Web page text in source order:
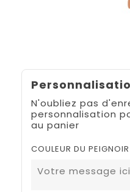
N'oubliez pas
personnalisation
au panier
COULEUR DU